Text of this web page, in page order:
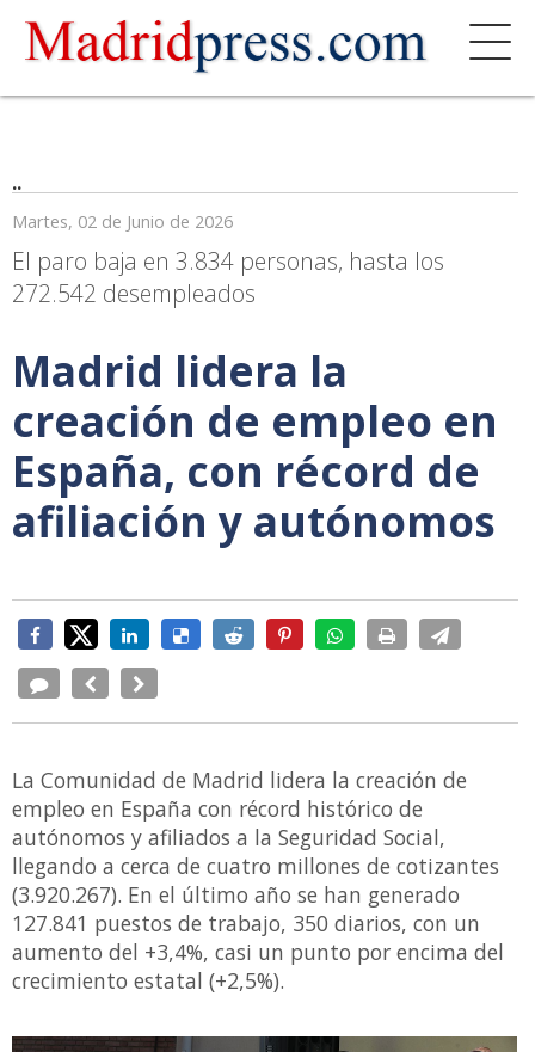
..
Martes, 02 de Junio de 2026
El paro baja en 3.834 personas, hasta los
272.542 desempleados
Madrid lidera la
creación de empleo en
España, con récord de
afiliación y autónomos
La Comunidad de Madrid lidera la creación de
empleo en España con récord histórico de
autónomos y afiliados a la Seguridad Social,
llegando a cerca de cuatro millones de cotizantes
(3.920.267). En el último año se han generado
127.841 puestos de trabajo, 350 diarios, con un
aumento del +3,4%, casi un punto por encima del
crecimiento estatal (+2,5%).